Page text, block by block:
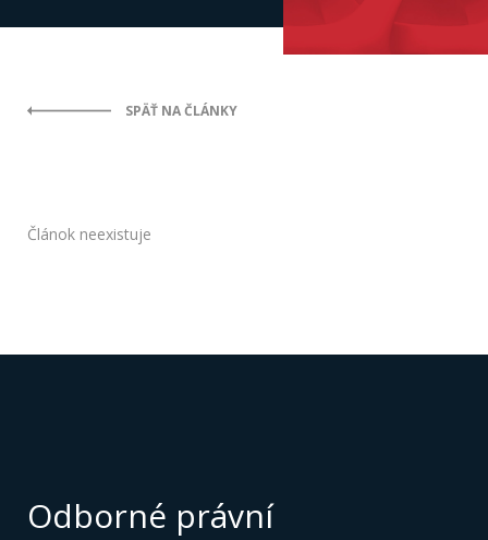
SPÄŤ NA ČLÁNKY
Článok neexistuje
Odborné právní